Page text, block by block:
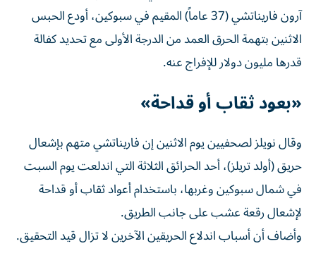
آرون فاريناتشي (37 عاماً) المقيم في سبوكين، أودع الحبس
الاثنين بتهمة الحرق العمد من الدرجة الأولى مع تحديد كفالة
‌قدرها مليون دولار للإفراج عنه.
«بعود ثقاب أو قداحة»
وقال نويلز لصحفيين يوم الاثنين ⁠إن فاريناتشي متهم بإشعال
حريق (أولد تريلز)، أحد الحرائق الثلاثة التي اندلعت يوم السبت
في شمال سبوكين وغربها، باستخدام أعواد ثقاب أو قداحة
لإشعال رقعة عشب على جانب الطريق.
وأضاف أن أسباب اندلاع الحريقين الآخرين لا تزال قيد التحقيق.